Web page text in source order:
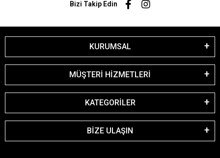
Bizi Takip Edin
KURUMSAL
MÜŞTERİ HİZMETLERİ
KATEGORİLER
BİZE ULAŞIN